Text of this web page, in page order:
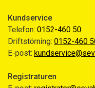
Kundservice
Telefon: 0152-460 50
Driftstörning: 0152-460
E-post:
Registraturen